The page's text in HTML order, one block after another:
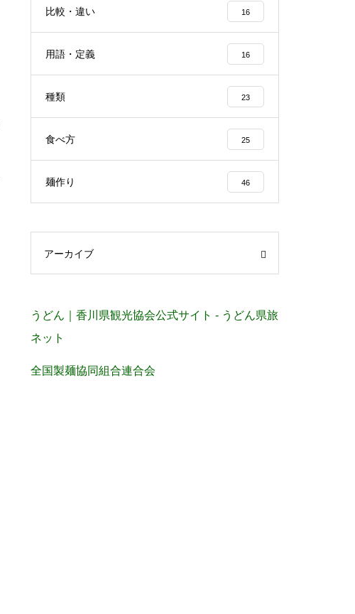
比較・違い 16
用語・定義 16
種類 23
食べ方 25
麺作り 46
アーカイブ
うどん｜香川県観光協会公式サイト - うどん県旅
ネット
全国製麺協同組合連合会